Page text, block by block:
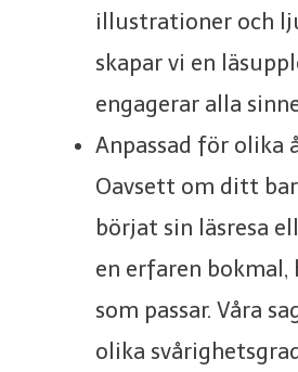
illustrationer och
skapar vi en
engagerar alla
Anpassad för olika
Oavsett om ditt
börjat sin läsresa
en erfaren bokmal,
som passar. Våra
olika